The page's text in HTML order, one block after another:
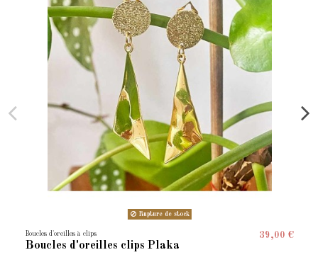
Rupture de stock
Boucles d'oreilles à clips
Boucles d'oreilles clips Plaka
39,00 €